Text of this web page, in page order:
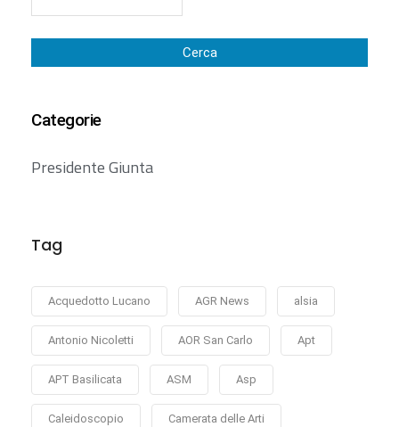
Cerca
Categorie
Presidente Giunta
Tag
Acquedotto Lucano AGR News alsia
Antonio Nicoletti AOR San Carlo Apt
APT Basilicata ASM Asp
Caleidoscopio Camerata delle Arti